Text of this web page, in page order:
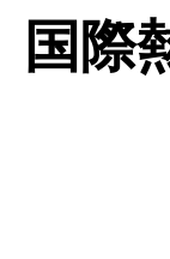
国際